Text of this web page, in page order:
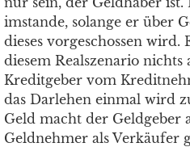
imstande, solange er über
dieses vorgeschossen
diesem Realszenario nichts
Kreditgeber vom
das Darlehen einmal wird
Geld macht der Geldgeber
Geldnehmer als Verkäufer